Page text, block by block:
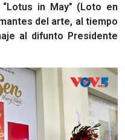
“Lotus in May” (Loto en
del arte, al tiempo
al difunto Presidente